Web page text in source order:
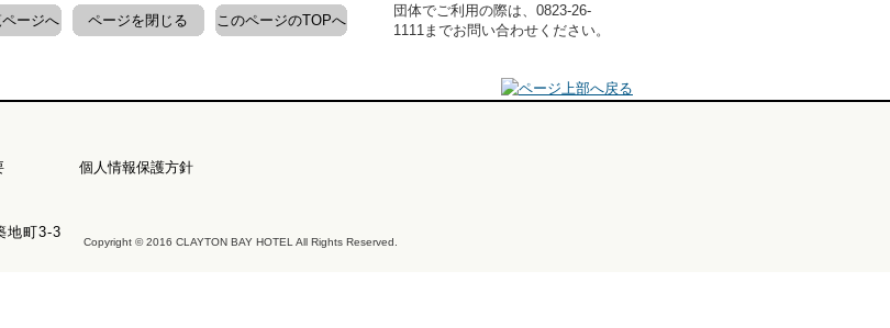
このページのTOPへ
ページを閉じる
ージへ
団体でご利用の際は、0823-26-
1111までお問い合わせください。
個人情報保護方針
地町3-3
Copyright © 2016 CLAYTON BAY HOTEL All Rights Reserved.